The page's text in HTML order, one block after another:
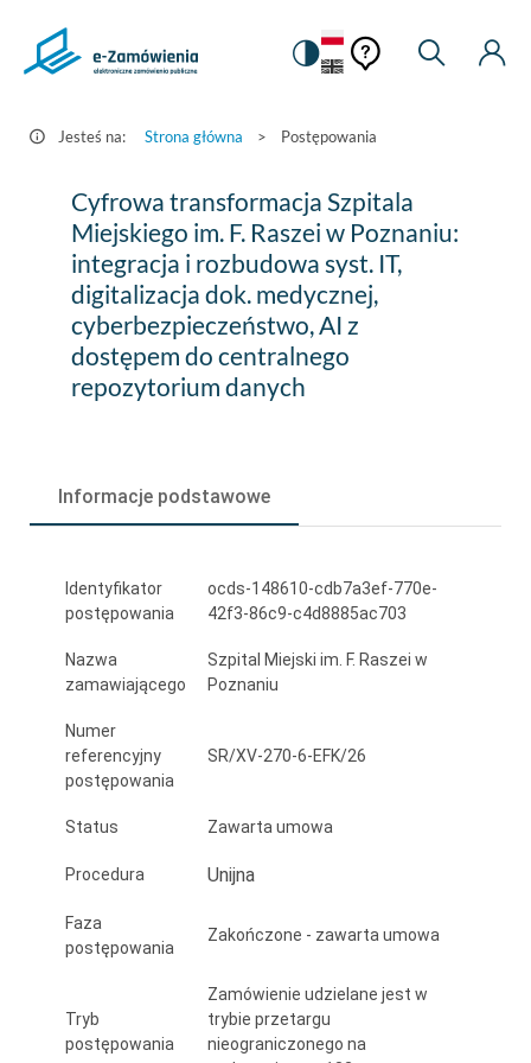
Postępowania
Zamówienia.gov.pl
Zmiana
na
kontrastową
Pomoc
kontekstowa
Pomoc
Moje
Jesteś na: Strona główna > Postępowania
Cyfrowa
transformacja
Szpitala
Miejskiego
Poznaniu:
rozbudowa
syst.
digitalizacja
dok.
cyberbezpieczeństwo,
dostępem
Cyfrowa transformacja Szpitala
Miejskiego im. F. Raszei w Poznaniu:
integracja i rozbudowa syst. IT,
digitalizacja dok. medycznej,
cyberbezpieczeństwo, AI z
dostępem do centralnego
repozytorium danych
Informacje podstawowe
Identyfikator
postępowania
ocds-148610-cdb7a3ef-770e-
42f3-86c9-c4d8885ac703
Nazwa
zamawiającego
Szpital Miejski im. F. Raszei w
Poznaniu
Numer
referencyjny
postępowania
SR/XV-270-6-EFK/26
Status Zawarta umowa
Procedura Unijna
Faza
postępowania
Zakończone - zawarta umowa
Tryb
postępowania
Zamówienie udzielane jest w
trybie przetargu
nieograniczonego na